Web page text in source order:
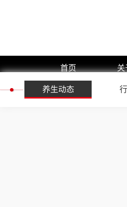
首页 关
养生动态